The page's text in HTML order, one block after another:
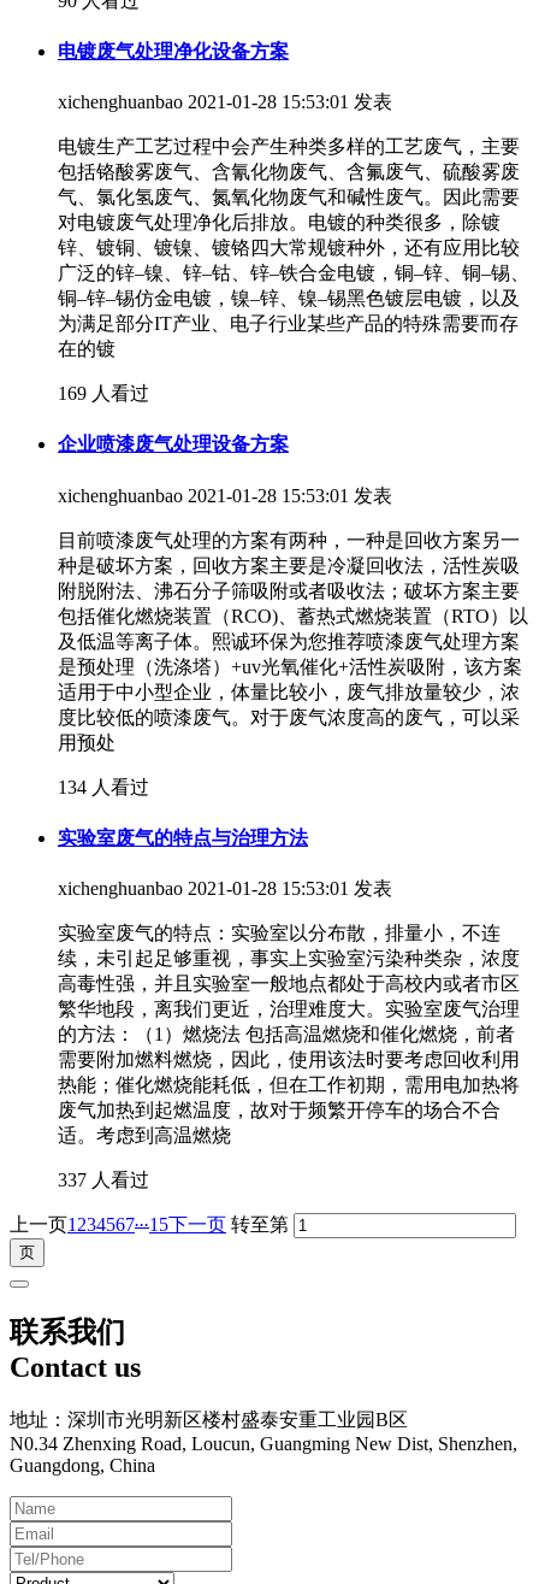
电镀废气处理净化设备方案
xichenghuanbao 2021-01-28 15:53:01 发表
电镀生产工艺过程中会产生种类多样的工艺废气，主要
包括铬酸雾废气、含氰化物废气、含氟废气、硫酸雾废
气、氯化氢废气、氮氧化物废气和碱性废气。因此需要
对电镀废气处理净化后排放。电镀的种类很多，除镀
锌、镀铜、镀镍、镀铬四大常规镀种外，还有应用比较
广泛的锌–镍、锌–钴、锌–铁合金电镀，铜–锌、铜–锡、
铜–锌–锡仿金电镀，镍–锌、镍–锡黑色镀层电镀，以及
为满足部分IT产业、电子行业某些产品的特殊需要而存
在的镀
169 人看过
企业喷漆废气处理设备方案
xichenghuanbao 2021-01-28 15:53:01 发表
目前喷漆废气处理的方案有两种，一种是回收方案另一
种是破坏方案，回收方案主要是冷凝回收法，活性炭吸
附脱附法、沸石分子筛吸附或者吸收法；破坏方案主要
包括催化燃烧装置（RCO)、蓄热式燃烧装置（RTO）以
及低温等离子体。熙诚环保为您推荐喷漆废气处理方案
是预处理（洗涤塔）+uv光氧催化+活性炭吸附，该方案
适用于中小型企业，体量比较小，废气排放量较少，浓
度比较低的喷漆废气。对于废气浓度高的废气，可以采
用预处
134 人看过
实验室废气的特点与治理方法
xichenghuanbao 2021-01-28 15:53:01 发表
实验室废气的特点：实验室以分布散，排量小，不连
续，未引起足够重视，事实上实验室污染种类杂，浓度
高毒性强，并且实验室一般地点都处于高校内或者市区
繁华地段，离我们更近，治理难度大。实验室废气治理
的方法：（1）燃烧法 包括高温燃烧和催化燃烧，前者
需要附加燃料燃烧，因此，使用该法时要考虑回收利用
热能；催化燃烧能耗低，但在工作初期，需用电加热将
废气加热到起燃温度，故对于频繁开停车的场合不合
适。考虑到高温燃烧
337 人看过
上一页1 234567...15下一页 转至第
联系我们
Contact us
地址：深圳市光明新区楼村盛泰安重工业园B区
N0.34 Zhenxing Road, Loucun, Guangming New Dist, Shenzhen,
Guangdong, China